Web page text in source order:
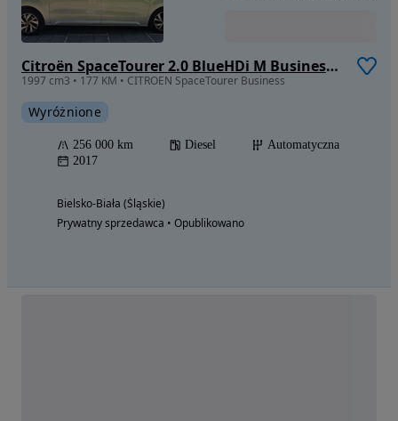
Citroën SpaceTourer 2.0 BlueHDi M Business Lounge
1997 cm3 • 177 KM • CITROEN SpaceTourer Business
Wyróżnione
256 000 km Diesel
Automatyczna
2017
Bielsko-Biała (Śląskie)
Prywatny sprzedawca • Opublikowano